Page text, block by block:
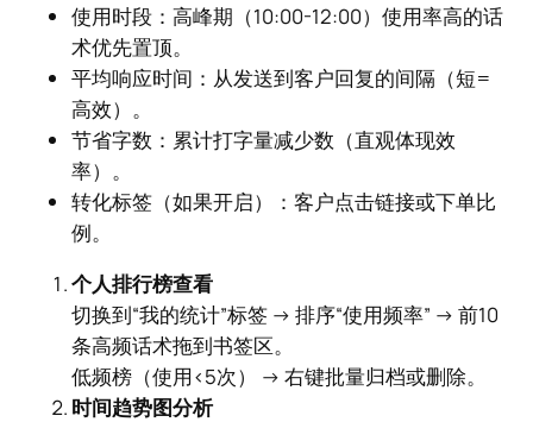
使用时段：高峰期（10:00-12:00）使用率高的话
术优先置顶。
平均响应时间：从发送到客户回复的间隔（短=
高效）。
节省字数：累计打字量减少数（直观体现效
率）。
转化标签（如果开启）：客户点击链接或下单比
例。
个人排行榜查看
切换到“我的统计”标签 → 排序“使用频率” → 前10
条高频话术拖到书签区。
低频榜（使用<5次） → 右键批量归档或删除。
时间趋势图分析